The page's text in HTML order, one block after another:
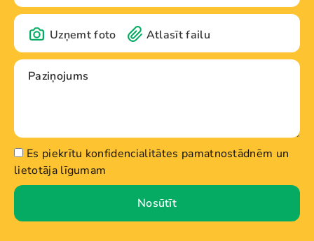
Uzņemt foto Atlasīt failu
Es piekrītu konfidencialitātes pamatnostādnēm un
lietotāja līgumam
Nosūtīt